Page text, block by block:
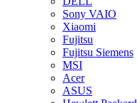
Sony VAIO
Xiaomi
Fujitsu
Fujitsu Siemens
MSI
Acer
ASUS